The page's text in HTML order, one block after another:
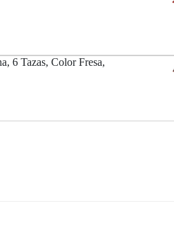
6 Tazas, Color Fresa,